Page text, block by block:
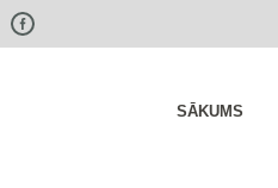
possible:
SĀKUMS